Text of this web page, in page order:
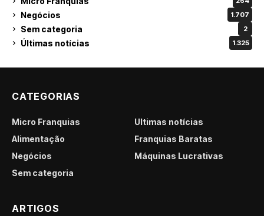
Negócios 1.707
Sem categoria 2
Últimas notícias 1.325
CATEGORIAS
Micro Franquias
Últimas notícias
Alimentação
Franquias Baratas
Negócios
Máquinas Lucrativas
Sem categoria
ARTIGOS